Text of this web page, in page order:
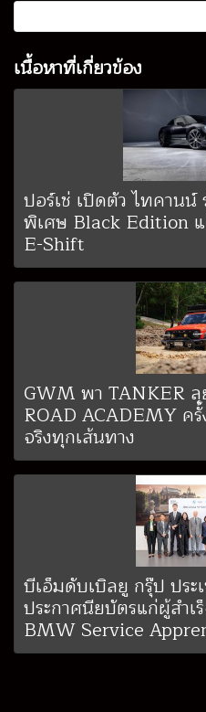
เนื้อหาที่เกี่ยวข้อง
ปอร์เช่ เปิดตัว ไทคาน
พิเศษ Black Edition แ
E-Shift
GWM พา TANKER
ROAD ACADEMY ค
จริงทุกเส้นทาง
บีเอ็มดับเบิลยู กรุ๊ป ปร
ประกาศนียบัตรแก่ผู้สำเ
BMW Service